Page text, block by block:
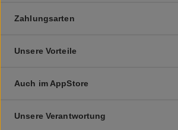
Zahlungsarten
Unsere Vorteile
Auch im AppStore
Unsere Verantwortung